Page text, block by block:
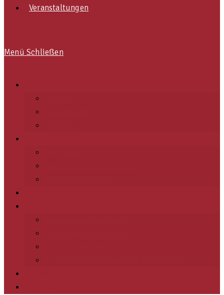
Veranstaltungen
Menü Schließen